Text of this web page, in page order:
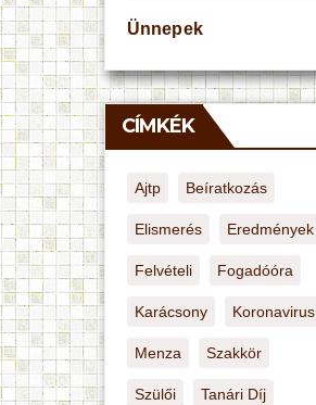
Ünnepek
CÍMKÉK
Ajtp Beíratkozás
Elismerés Eredmények
Felvételi Fogadóóra
Karácsony Koronavirus
Menza Szakkör
Szülői Tanári Díj